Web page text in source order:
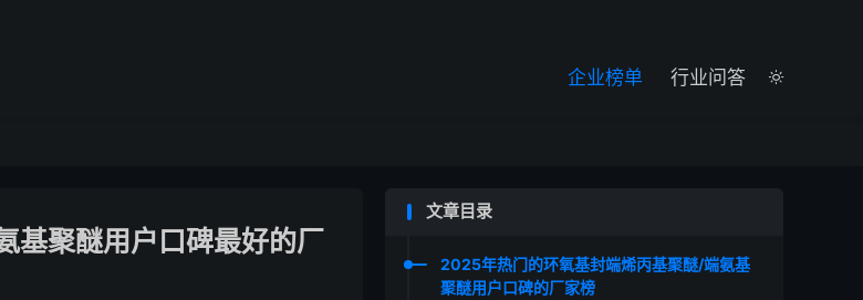

企业榜单 行业问答
基聚醚用户口碑最好的厂
文章目录
2025年热门的环氧基封端烯丙基聚醚/端氨基
聚醚用户口碑的厂家榜